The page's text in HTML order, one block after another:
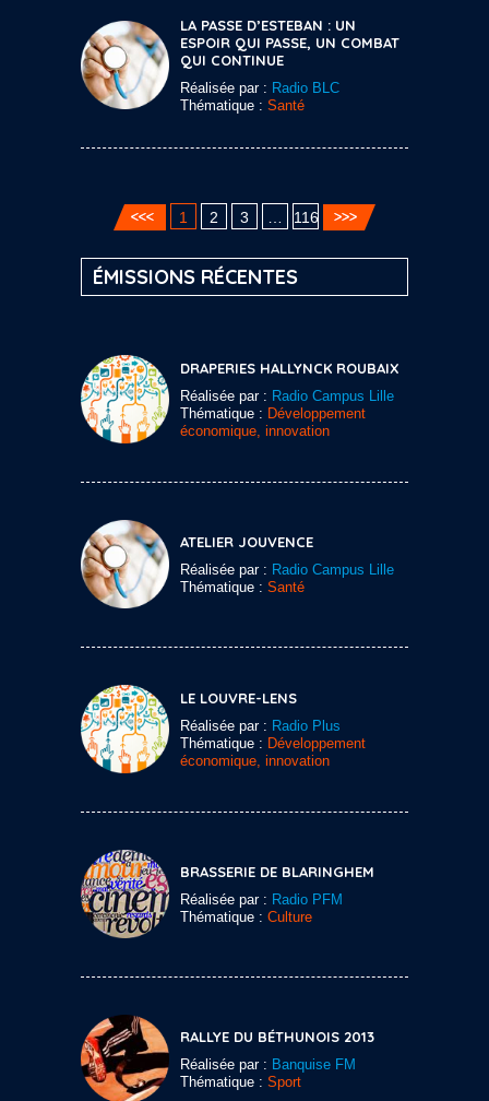
LA PASSE D’ESTEBAN : UN
ESPOIR QUI PASSE, UN COMBAT
QUI CONTINUE
Réalisée par : Radio BLC
Thématique : Santé
1 2 3 116
ÉMISSIONS RÉCENTES
DRAPERIES HALLYNCK ROUBAIX
Réalisée par : Radio Campus Lille
Thématique : Développement
économique, innovation
ATELIER JOUVENCE
Réalisée par : Radio Campus Lille
Thématique : Santé
LE LOUVRE-LENS
Réalisée par : Radio Plus
Thématique : Développement
économique, innovation
BRASSERIE DE BLARINGHEM
Réalisée par : Radio PFM
Thématique : Culture
RALLYE DU BÉTHUNOIS 2013
Réalisée par : Banquise FM
Thématique : Sport